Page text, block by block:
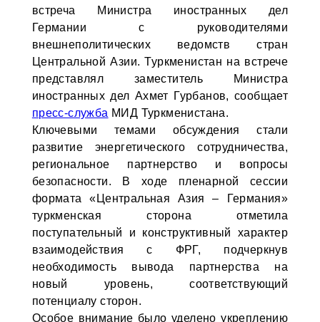
встреча Министра иностранных дел
Германии с руководителями
внешнеполитических ведомств стран
Центральной Азии. Туркменистан на встрече
представлял заместитель Министра
иностранных дел Ахмет Гурбанов, сообщает
пресс-служба МИД Туркменистана.
Ключевыми темами обсуждения стали
развитие энергетического сотрудничества,
региональное партнерство и вопросы
безопасности. В ходе пленарной сессии
формата «Центральная Азия – Германия»
туркменская сторона отметила
поступательный и конструктивный характер
взаимодействия с ФРГ, подчеркнув
необходимость вывода партнерства на
новый уровень, соответствующий
потенциалу сторон.
Особое внимание было уделено укреплению